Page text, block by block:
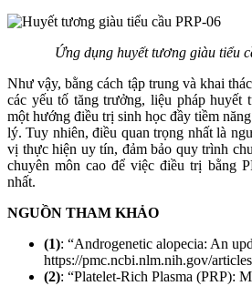
Ứng dụng huyết tương giàu tiểu
Như vậy, bằng cách tập trung và khai
các yếu tố tăng trưởng, liệu pháp huyết
một hướng điều trị sinh học đầy tiềm
lý. Tuy nhiên, điều quan trọng nhất là
vị thực hiện uy tín, đảm bảo quy trình
chuyên môn cao để việc điều trị bằng
nhất.
NGUỒN THAM KHẢO
(1): “Androgenetic alopecia: An
https://pmc.ncbi.nlm.nih.gov/
(2): “Platelet-Rich Plasma (PRP):